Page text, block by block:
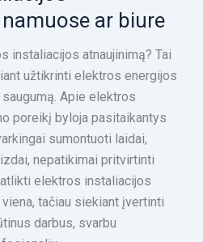
ar biure
instaliacijos atnaujinimą? Tai
užtikrinti elektros energijos
Apie elektros
poreikį byloja pasitaikantys
sumontuoti laidai,
nepatikimai pritvirtinti
elektros instaliacijos
tačiau siekiant įvertinti
darbus, svarbu